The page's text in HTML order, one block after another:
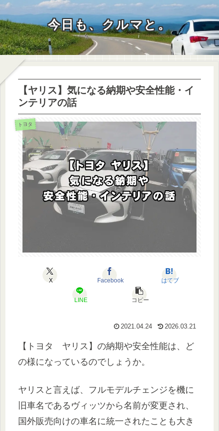
今日も、クルマと。
【ヤリス】気になる納期や安全性能・イ
ンテリアの話
トヨタ
X Facebook はてブ
LINE コピー
2021.04.24 2026.03.21
【トヨタ ヤリス】の納期や安全性能は、ど
の様になっているのでしょうか。
ヤリスと言えば、フルモデルチェンジを機に
旧車名であるヴィッツから名前が変更され、
国外販売向けの車名に統一されたことも大き